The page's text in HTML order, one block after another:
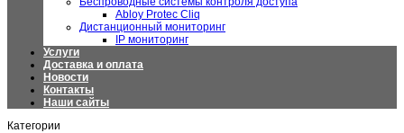
Abloy Protec Cliq
Дистанционный мониторинг
IP мониторинг
Услуги
Доставка и оплата
Новости
Контакты
Наши сайты
Категории